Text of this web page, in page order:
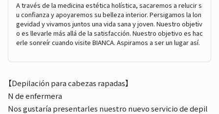
A través de la medicina estética holística, sacaremos a relucir s
u confianza y apoyaremos su belleza interior. Persigamos la lon
gevidad y vivamos juntos una vida sana y joven. Nuestro objetiv
o es llevarle más allá de la satisfacción. Nuestro objetivo es hac
erle sonreír cuando visite BIANCA. Aspiramos a ser un lugar así.
【Depilación para cabezas rapadas】
N de enfermera
Nos gustaría presentarles nuestro nuevo servicio de depil